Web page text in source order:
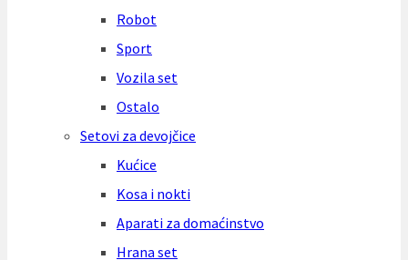
Robot
Sport
Vozila set
Ostalo
Setovi za devojčice
Kućice
Kosa i nokti
Aparati za domaćinstvo
Hrana set